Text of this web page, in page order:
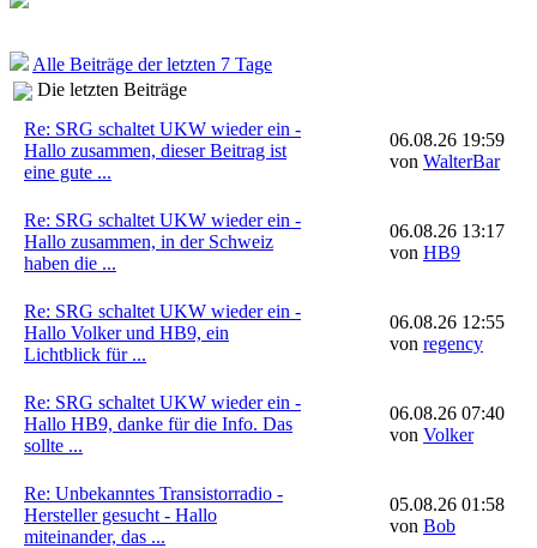
Alle Beiträge der letzten 7 Tage
Die letzten Beiträge
Re: SRG schaltet UKW wieder ein -
Hallo zusammen, dieser Beitrag ist
eine gute ...
06.08.26 19:59
von WalterBar
Re: SRG schaltet UKW wieder ein -
Hallo zusammen, in der Schweiz
haben die ...
06.08.26 13:17
von HB9
Re: SRG schaltet UKW wieder ein -
Hallo Volker und HB9, ein
Lichtblick für ...
06.08.26 12:55
von regency
Re: SRG schaltet UKW wieder ein -
Hallo HB9, danke für die Info. Das
sollte ...
06.08.26 07:40
von Volker
Re: Unbekanntes Transistorradio -
Hersteller gesucht - Hallo
miteinander, das ...
05.08.26 01:58
von Bob